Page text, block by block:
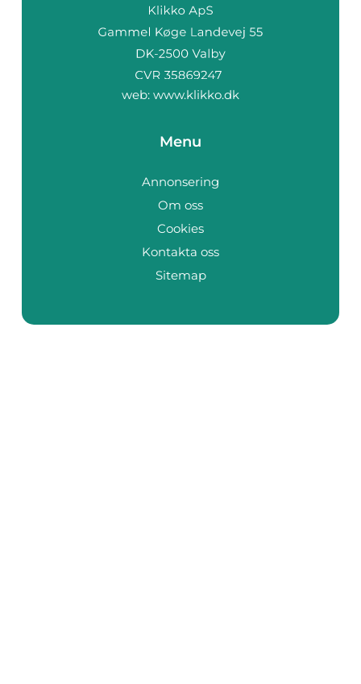
web: www.klikko.dk
Menu
Annonsering
Om oss
Cookies
Kontakta oss
Sitemap